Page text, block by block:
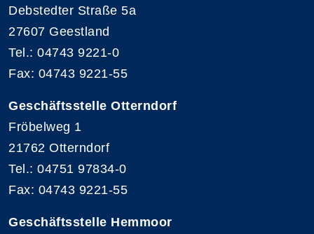
Debstedter Straße 5a
27607 Geestland
Tel.: 04743 9221-0
Fax: 04743 9221-55
Geschäftsstelle Otterndorf
Fröbelweg 1
21762 Otterndorf
Tel.: 04751 97834-0
Fax: 04743 9221-55
Geschäftsstelle Hemmoor